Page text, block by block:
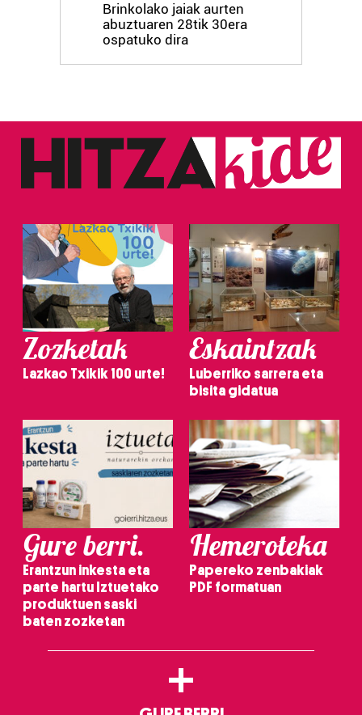
Brinkolako jaiak aurten
abuztuaren 28tik 30era
ospatuko dira
Zozketak
Lazkao Txikik 100 urte!
Eskaintzak
Luberriko sarrera eta
bisita gidatua
Gure berri.
Erantzun inkesta eta
parte hartu Iztuetako
produktuen saski
baten zozketan
Hemeroteka
Papereko zenbakiak
PDF formatuan
+